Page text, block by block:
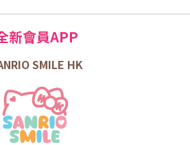
新會員APP
SMILE HK